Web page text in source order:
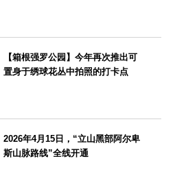
【箱根强罗公园】今年再次推出可
置身于绣球花丛中拍照的打卡点
2026年4月15日，“立山黑部阿尔卑
斯山脉路线”全线开通